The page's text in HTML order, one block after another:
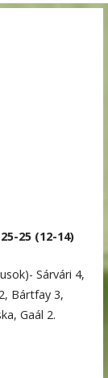
25 (12-14)
Sárvári 4,
Bártfay 3,
Gaál 2.